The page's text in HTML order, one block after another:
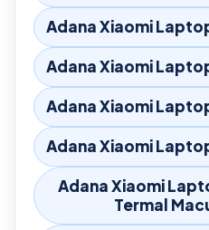
Adana Xiaomi
Adana Xiaomi
Adana Xiaomi
Adana Xiaomi Laptop
Adana Xiaomi
Termal